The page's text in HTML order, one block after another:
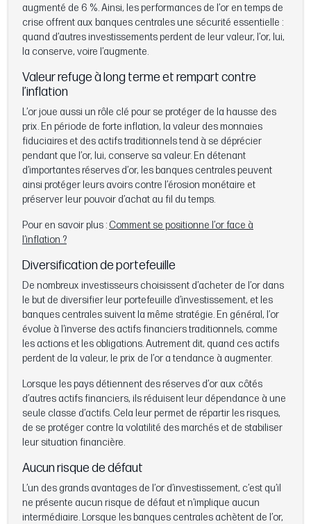
augmenté de 6 %. Ainsi, les performances de l’or en temps de
crise offrent aux banques centrales une sécurité essentielle :
quand d’autres investissements perdent de leur valeur, l’or, lui,
la conserve, voire l’augmente.
Valeur refuge à long terme et rempart contre
l’inflation
L’or joue aussi un rôle clé pour se protéger de la hausse des
prix. En période de forte inflation, la valeur des monnaies
fiduciaires et des actifs traditionnels tend à se déprécier
pendant que l’or, lui, conserve sa valeur. En détenant
d’importantes réserves d’or, les banques centrales peuvent
ainsi protéger leurs avoirs contre l’érosion monétaire et
préserver leur pouvoir d’achat au fil du temps.
Pour en savoir plus : Comment se positionne l’or face à
l’inflation ?
Diversification de portefeuille
De nombreux investisseurs choisissent d’acheter de l’or dans
le but de diversifier leur portefeuille d’investissement, et les
banques centrales suivent la même stratégie. En général, l’or
évolue à l’inverse des actifs financiers traditionnels, comme
les actions et les obligations. Autrement dit, quand ces actifs
perdent de la valeur, le prix de l’or a tendance à augmenter.
Lorsque les pays détiennent des réserves d’or aux côtés
d’autres actifs financiers, ils réduisent leur dépendance à une
seule classe d’actifs. Cela leur permet de répartir les risques,
de se protéger contre la volatilité des marchés et de stabiliser
leur situation financière.
Aucun risque de défaut
L’un des grands avantages de l’or d’investissement, c’est qu’il
ne présente aucun risque de défaut et n’implique aucun
intermédiaire. Lorsque les banques centrales achètent de l’or,